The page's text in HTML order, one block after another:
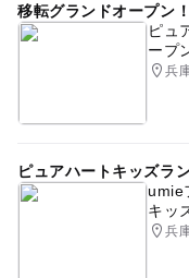
移転グランドオープン！
ピュ
ープ
兵
ピュアハートキッズラ
umie
キッ
兵